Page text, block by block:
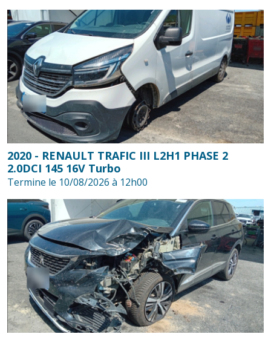
2020 - RENAULT TRAFIC III L2H1 PHASE 2
2.0DCI 145 16V Turbo
Termine le 10/08/2026 à 12h00